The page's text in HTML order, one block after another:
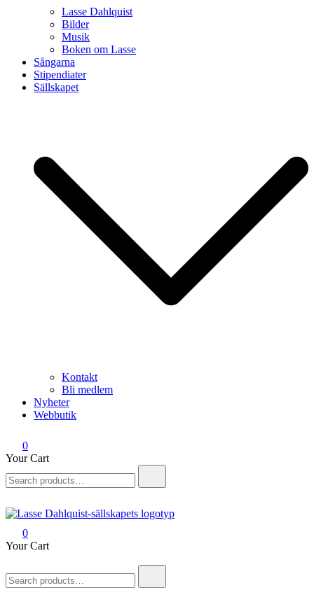
Lasse Dahlquist
Bilder
Musik
Boken om Lasse
Sångarna
Stipendiater
Sällskapet
Kontakt
Bli medlem
Nyheter
Webbutik
0
Your Cart
for:
Lasse Dahlquist-sällskapet
Allt om Lasse Dahlquist – kompositör, musiker, artist, kåsör och
skådespelare
0
Your Cart
for: